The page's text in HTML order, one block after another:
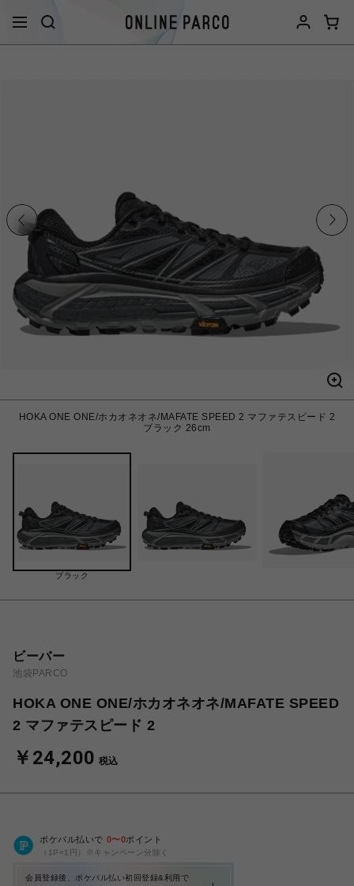
HOKA ONE ONE/ホカオネオネ/MAFATE SPEED 2 マファテスピード 2
ブラック 26cm
ブラック
ビーバー
池袋PARCO
HOKA ONE ONE/ホカオネオネ/MAFATE SPEED
2 マファテスピード 2
￥24,200 税込
ポケパル払いで 0〜0ポイント
（1P=1円）※キャンペーン分除く
会員登録後、ポケパル払い初回登録&利用で